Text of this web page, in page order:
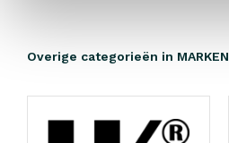
Overige categorieën in MARKEN